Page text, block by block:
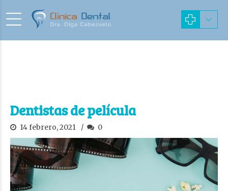
Dentistas de película
14 febrero, 2021 0